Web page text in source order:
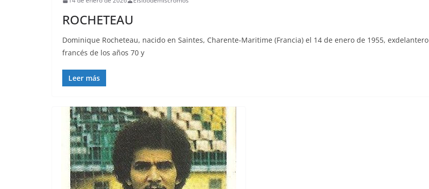
ROCHETEAU
Dominique Rocheteau, nacido en Saintes, Charente-Maritime (Francia) el 14 de enero de 1955, exdelantero
francés de los años 70 y
Leer más